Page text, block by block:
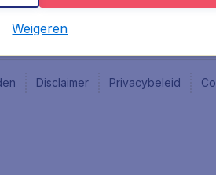
Disclaimer Privacybeleid
Weigeren